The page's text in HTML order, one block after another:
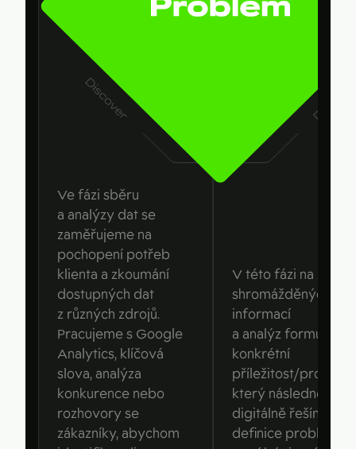
Ve fázi sběru
a analýzy dat se
zaměřujeme na
pochopení potřeb
klienta a zkoumání
dostupných dat
z různých zdrojů.
Pracujeme s Google
Analytics, klíčová
slova, analýza
konkurence nebo
rozhovory se
zákazníky, abychom
V této fázi na
shromážděných
informací
a analýz
konkrétní
příležitost/problém,
který následně
digitálně řešíme.
definice problému